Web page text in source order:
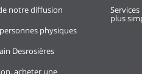
notre diffusion
physiques
Desrosières
acheter une
plus